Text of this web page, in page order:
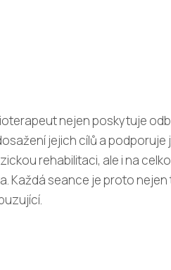
nejen poskytuje
jejich cílů a podporuje
rehabilitaci, ale i na
Každá seance je proto